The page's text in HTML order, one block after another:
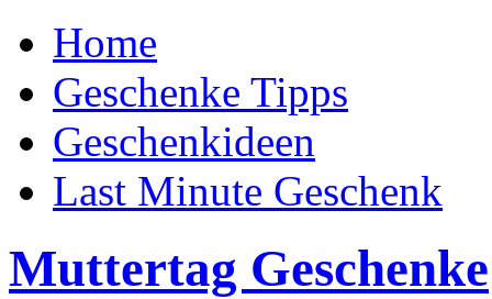
Home
Geschenke Tipps
Geschenkideen
Last Minute Geschenk
Muttertag Geschenke